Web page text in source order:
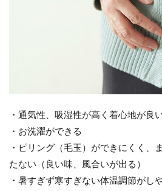
・通気性、吸湿性が高く着心地が良
・お洗濯ができる
・ピリング（毛玉）ができにくく、
たない（良い味、風合いが出る）
・暑すぎず寒すぎない体温調節がし